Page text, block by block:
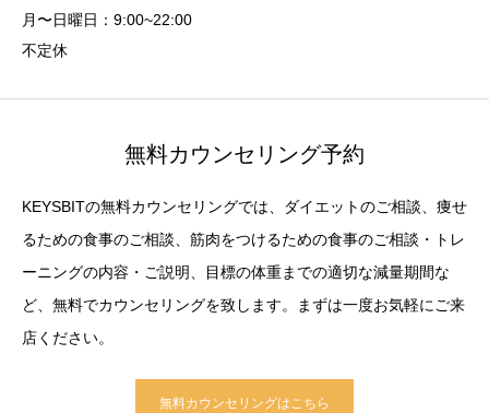
月〜日曜日：9:00~22:00
不定休
無料カウンセリング予約
KEYSBITの無料カウンセリングでは、ダイエットのご相談、痩せ
るための食事のご相談、筋肉をつけるための食事のご相談・トレ
ーニングの内容・ご説明、目標の体重までの適切な減量期間な
ど、無料でカウンセリングを致します。まずは一度お気軽にご来
店ください。
無料カウンセリングはこちら